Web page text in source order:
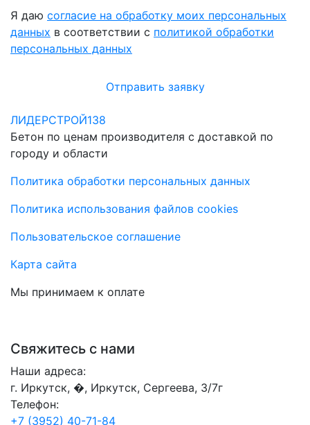
Я даю согласие на обработку моих персональных
данных в соответствии с политикой обработки
персональных данных
Отправить заявку
ЛИДЕРСТРОЙ138
Бетон по ценам производителя с доставкой по
городу и области
Политика обработки персональных данных
Политика использования файлов cookies
Пользовательское соглашение
Карта сайта
Мы принимаем к оплате
Свяжитесь с нами
Наши адреса:
г. Иркутск, �, Иркутск, Сергеева, 3/7г
Телефон:
+7 (3952) 40-71-84